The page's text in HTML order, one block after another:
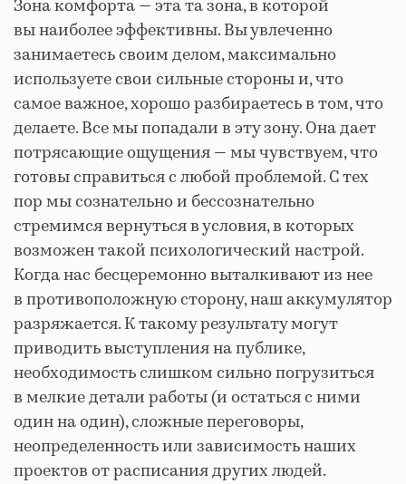
Зона комфорта — эта та зона, в которой
вы наиболее эффективны. Вы увлеченно
занимаетесь своим делом, максимально
используете свои сильные стороны и, что
самое важное, хорошо разбираетесь в том, что
делаете. Все мы попадали в эту зону. Она дает
потрясающие ощущения — мы чувствуем, что
готовы справиться с любой проблемой. С тех
пор мы сознательно и бессознательно
стремимся вернуться в условия, в которых
возможен такой психологический настрой.
Когда нас бесцеремонно выталкивают из нее
в противоположную сторону, наш аккумулятор
разряжается. К такому результату могут
приводить выступления на публике,
необходимость слишком сильно погрузиться
в мелкие детали работы (и остаться с ними
один на один), сложные переговоры,
неопределенность или зависимость наших
проектов от расписания других людей.